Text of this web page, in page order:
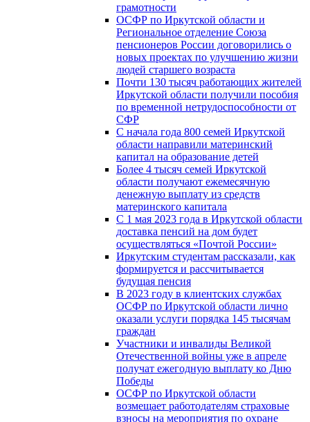
грамотности
ОСФР по Иркутской области и
Региональное отделение Союза
пенсионеров России договорились о
новых проектах по улучшению жизни
людей старшего возраста
Почти 130 тысяч работающих жителей
Иркутской области получили пособия
по временной нетрудоспособности от
СФР
С начала года 800 семей Иркутской
области направили материнский
капитал на образование детей
Более 4 тысяч семей Иркутской
области получают ежемесячную
денежную выплату из средств
материнского капитала
С 1 мая 2023 года в Иркутской области
доставка пенсий на дом будет
осуществляться «Почтой России»
Иркутским студентам рассказали, как
формируется и рассчитывается
будущая пенсия
В 2023 году в клиентских службах
ОСФР по Иркутской области лично
оказали услуги порядка 145 тысячам
граждан
Участники и инвалиды Великой
Отечественной войны уже в апреле
получат ежегодную выплату ко Дню
Победы
ОСФР по Иркутской области
возмещает работодателям страховые
взносы на мероприятия по охране